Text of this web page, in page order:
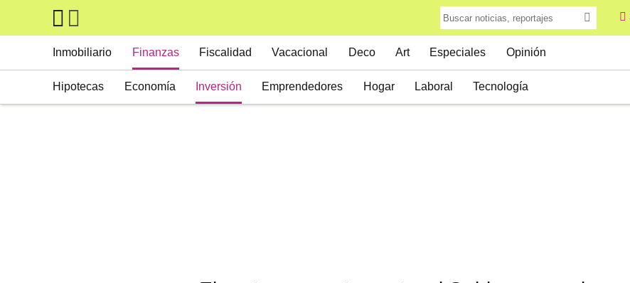
Skip to main content
Inmobiliario Finanzas
Hipotecas Economía Inversión Emprendedores Hogar Laboral Tecnología
Fiscalidad Vacacional Deco Art Especiales Opinión